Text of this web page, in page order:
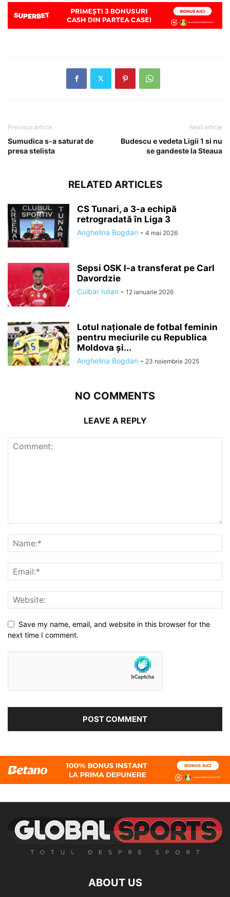
Previous article
Sumudica s-a saturat de
presa stelista
Next article
Budescu e vedeta Ligii 1 si nu
se gandeste la Steaua
RELATED ARTICLES
CS Tunari, a 3-a echipă
retrogradată în Liga 3
Anghelina Bogdan - 4 mai 2026
Sepsi OSK l-a transferat pe Carl
Davordzie
Cuibar Iulian - 12 ianuarie 2026
Lotul naționale de fotbal feminin
pentru meciurile cu Republica
Moldova și...
Anghelina Bogdan - 23 noiembrie 2025
NO COMMENTS
LEAVE A REPLY
Save my name, email, and website in this browser for the
next time I comment.
ABOUT US